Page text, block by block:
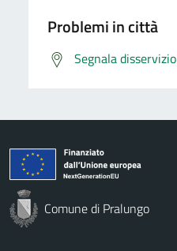
Problemi in città
Segnala disservizio
Comune di Pralungo